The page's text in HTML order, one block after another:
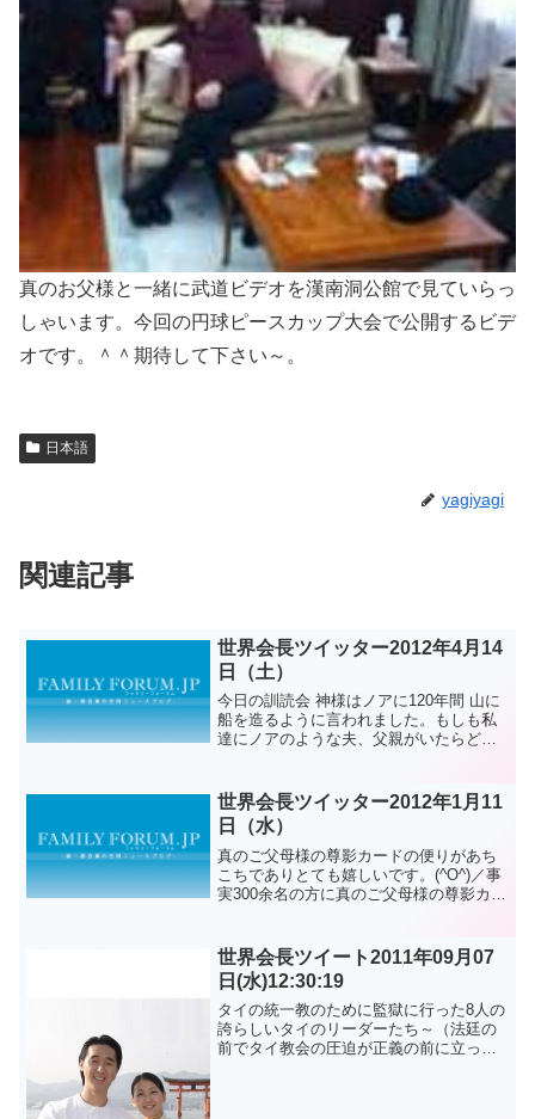
真のお父様と一緒に武道ビデオを漢南洞公館で見ていらっ
しゃいます。今回の円球ピースカップ大会で公開するビデ
オです。＾＾期待して下さい～。
日本語
yagiyagi
関連記事
世界会長ツイッター2012年4月14
日（土）
今日の訓読会 神様はノアに120年間 山に
船を造るように言われました。もしも私
達にノアのような夫、父親がいたらどう
たでしょう。（1）神様はノアに箱舟を造
らせる目的も...
世界会長ツイッター2012年1月11
日（水）
真のご父母様の尊影カードの便りがあち
こちでありとても嬉しいです。(^O^)／事
実300余名の方に真のご父母様の尊影カー
作って下さったソン ジンソク代理様と郵
便作業をして...
世界会長ツイート2011年09月07
日(水)12:30:19
タイの統一教のために監獄に行った8人の
誇らしいタイのリーダーたち～（法廷の
前でタイ教会の圧迫が正義の前に立った